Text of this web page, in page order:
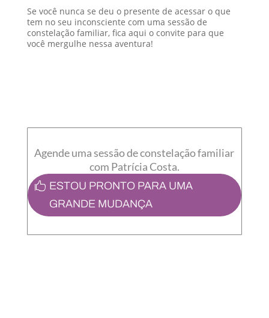
Se você nunca se deu o presente de acessar o que
tem no seu inconsciente com uma sessão de
constelação familiar, fica aqui o convite para que
você mergulhe nessa aventura!
Agende uma sessão de constelação familiar
com Patrícia Costa.
ESTOU PRONTO PARA UMA
GRANDE MUDANÇA